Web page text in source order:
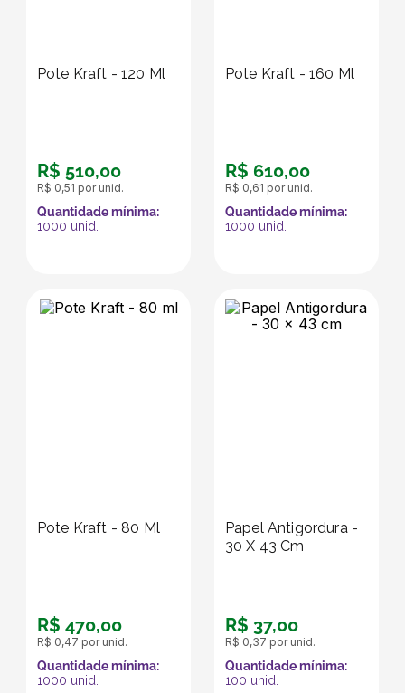
Pote Kraft - 120 Ml
R$ 510,00
R$ 0,51 por unid.
Quantidade mínima:
1000 unid.
Pote Kraft - 160 Ml
R$ 610,00
R$ 0,61 por unid.
Quantidade mínima:
1000 unid.
Pote Kraft - 80 Ml
R$ 470,00
R$ 0,47 por unid.
Quantidade mínima:
1000 unid.
Papel Antigordura -
30 X 43 Cm
R$ 37,00
R$ 0,37 por unid.
Quantidade mínima:
100 unid.